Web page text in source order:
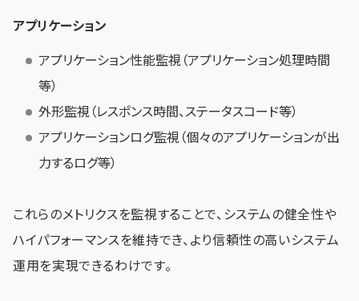
アプリケーション
アプリケーション性能監視（アプリケーション処理時間
等）
外形監視（レスポンス時間、ステータスコード等）
アプリケーションログ監視（個々のアプリケーションが出
力するログ等）
これらのメトリクスを監視することで、システムの健全性や
ハイパフォーマンスを維持でき、より信頼性の高いシステム
運用を実現できるわけです。